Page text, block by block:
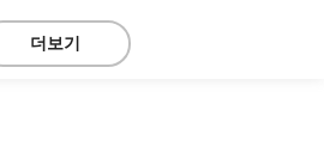
더보기